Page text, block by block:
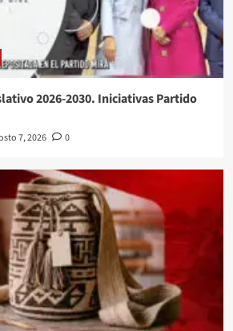
2026-2030. Iniciativas Partido
7, 2026 0